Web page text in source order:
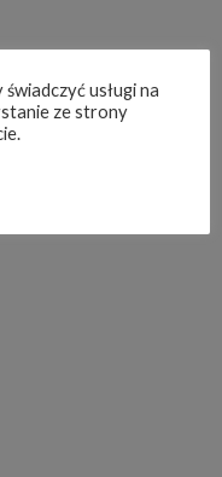
usługi na
ze strony